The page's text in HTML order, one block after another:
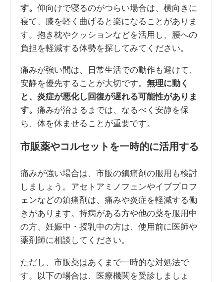
す。 仰向けで寝るのがつらい場合は、横向きに
寝て、膝を軽く曲げると楽になることがありま
す。抱き枕やクッションなどを活用し、腰への
負担を軽減する体勢を探してみてください。
痛みが強い間は、日常生活での動作も避けて、
安静を優先することが大切です。 無理に動く
と、炎症が悪化し回復が遅れる可能性がありま
す。 痛みが治まるまでは、なるべく安静を保
ち、体を休ませることが重要です。
市販薬やコルセットを一時的に活用する
痛みが強い場合は、市販の鎮痛剤の服用も検討
しましょう。アセトアミノフェンやイブプロフ
ェンなどの鎮痛剤は、痛みや炎症を軽減する働
きがあります。持病がある方や他の薬を服用中
の方、妊娠中・授乳中の方は、使用前に医師や
薬剤師に相談してください。
ただし、市販薬はあくまで一時的な対処法で
す。以下の場合は、医療機関を受診しましょ